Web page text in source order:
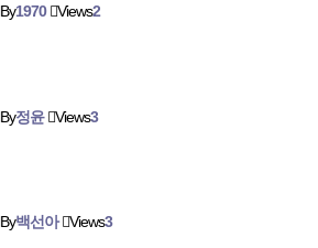
By1970 Views2
By정윤 Views3
By백선아 Views3